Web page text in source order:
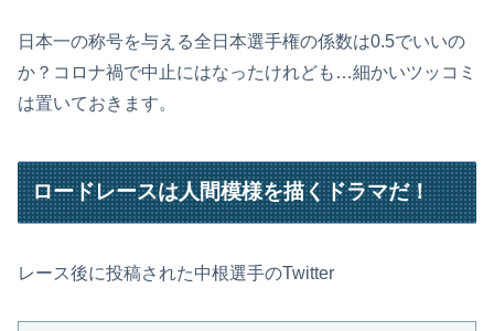
日本一の称号を与える全日本選手権の係数は0.5でいいの
か？コロナ禍で中止にはなったけれども…細かいツッコミ
は置いておきます。
ロードレースは人間模様を描くドラマだ！
レース後に投稿された中根選手のTwitter